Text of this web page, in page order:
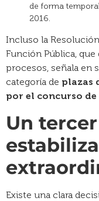
de forma
2016.
Incluso la
Función Pública,
procesos, señala en
categoría de plazas
por el concurso
Un
Existe una clara